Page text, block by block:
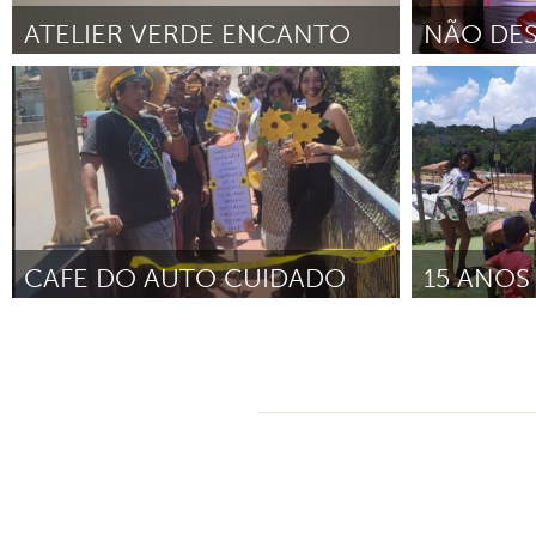
ATELIER VERDE ENCANTO
Brumadinho
Por Débora Amaral Meneguci Febrero 2024
NÃO
Brumadinho
Por
Diciembre 2023
CAFE DO AUTO CUIDADO